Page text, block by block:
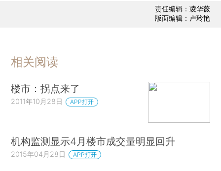
责任编辑：凌华薇
版面编辑：卢玲艳
相关阅读
楼市：拐点来了
2011年10月28日 APP打开
机构监测显示4月楼市成交量明显回升
2015年04月28日 APP打开